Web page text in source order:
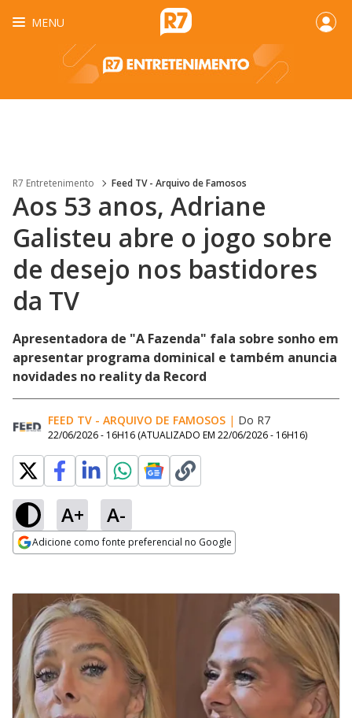
MENU
R7 Entretenimento Feed TV - Arquivo de Famosos
Aos 53 anos, Adriane
Galisteu abre o jogo sobre
de desejo nos bastidores
da TV
Apresentadora de "A Fazenda" fala sobre sonho em
apresentar programa dominical e também anuncia
novidades no reality da Record
FEED TV - ARQUIVO DE FAMOSOS | Do R7
22/06/2026 - 16H16 (ATUALIZADO EM 22/06/2026 - 16H16)
A+ A-
Adicione como fonte preferencial no Google